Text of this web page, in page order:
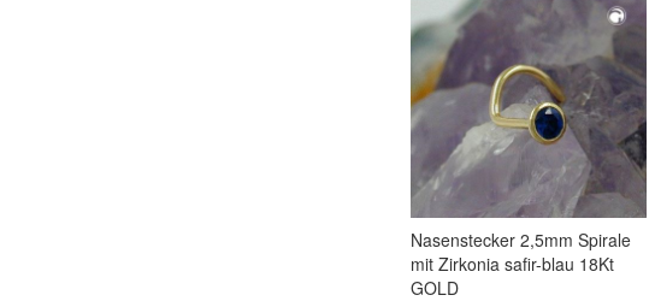
Nasenstecker 2,5mm Spirale
mit Zirkonia safir-blau 18Kt
GOLD